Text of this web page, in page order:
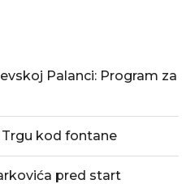
Palanci: Program za
Trgu kod fontane
pred start